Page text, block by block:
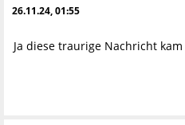
26.11.24, 01:55
Ja diese traurige Nachricht